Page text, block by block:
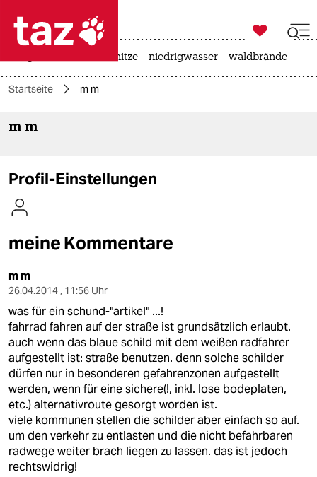

themen
kultur
sport
berlin
nord
wahrheit
verlag
verlag
veranstaltungen

taz zahl ich
hitze niedrigwasser waldbrände
Startseite m m
m m
Profil-Einstellungen
meine Kommentare
m m
26.04.2014 , 11:56 Uhr
was für ein schund-"artikel" ...!
fahrrad fahren auf der straße ist grundsätzlich erlaubt.
auch wenn das blaue schild mit dem weißen radfahrer
aufgestellt ist: straße benutzen. denn solche schilder
dürfen nur in besonderen gefahrenzonen aufgestellt
werden, wenn für eine sichere(!, inkl. lose bodeplaten,
etc.) alternativroute gesorgt worden ist.
viele kommunen stellen die schilder aber einfach so auf.
um den verkehr zu entlasten und die nicht befahrbaren
radwege weiter brach liegen zu lassen. das ist jedoch
rechtswidrig!